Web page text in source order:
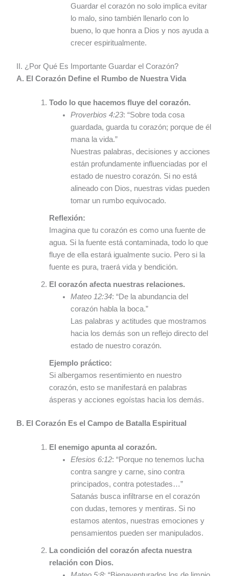
Guardar el corazón no solo implica evitar
lo malo, sino también llenarlo con lo
bueno, lo que honra a Dios y nos ayuda a
crecer espiritualmente.
II. ¿Por Qué Es Importante Guardar el Corazón?
A. El Corazón Define el Rumbo de Nuestra Vida
Todo lo que hacemos fluye del corazón.
Proverbios 4:23: “Sobre toda cosa
guardada, guarda tu corazón; porque de él
mana la vida.”
Nuestras palabras, decisiones y acciones
están profundamente influenciadas por el
estado de nuestro corazón. Si no está
alineado con Dios, nuestras vidas pueden
tomar un rumbo equivocado.
Reflexión:
Imagina que tu corazón es como una fuente de
agua. Si la fuente está contaminada, todo lo que
fluye de ella estará igualmente sucio. Pero si la
fuente es pura, traerá vida y bendición.
El corazón afecta nuestras relaciones.
Mateo 12:34: “De la abundancia del
corazón habla la boca.”
Las palabras y actitudes que mostramos
hacia los demás son un reflejo directo del
estado de nuestro corazón.
Ejemplo práctico:
Si albergamos resentimiento en nuestro
corazón, esto se manifestará en palabras
ásperas y acciones egoístas hacia los demás.
B. El Corazón Es el Campo de Batalla Espiritual
El enemigo apunta al corazón.
Efesios 6:12: “Porque no tenemos lucha
contra sangre y carne, sino contra
principados, contra potestades…”
Satanás busca infiltrarse en el corazón
con dudas, temores y mentiras. Si no
estamos atentos, nuestras emociones y
pensamientos pueden ser manipulados.
La condición del corazón afecta nuestra
relación con Dios.